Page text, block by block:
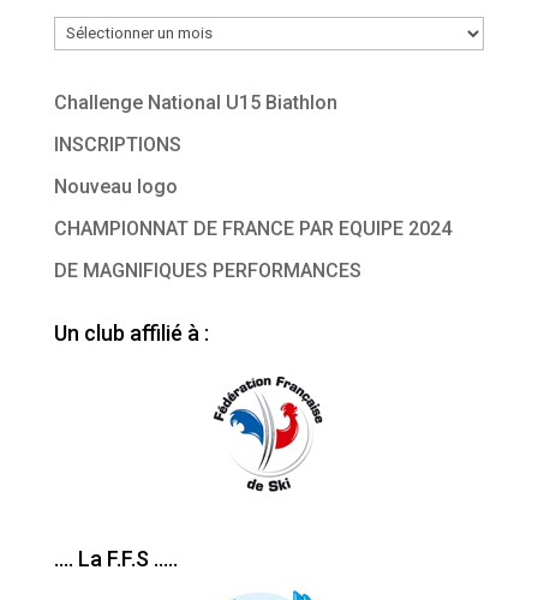
Archives
Challenge National U15 Biathlon
INSCRIPTIONS
Nouveau logo
CHAMPIONNAT DE FRANCE PAR EQUIPE 2024
DE MAGNIFIQUES PERFORMANCES
Un club affilié à :
…. La F.F.S …..